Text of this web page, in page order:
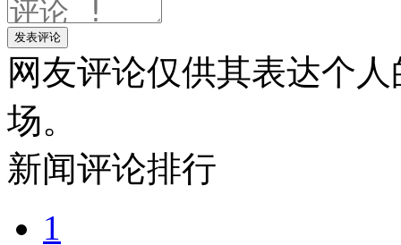
发表评论
网友评论仅供其表达个
场。
新闻评论排行
1